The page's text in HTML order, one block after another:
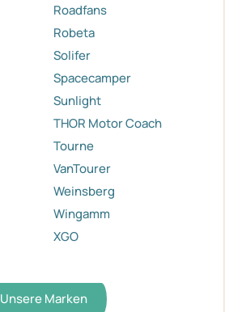
Roadfans
Robeta
Solifer
Spacecamper
Sunlight
THOR Motor Coach
Tourne
VanTourer
Weinsberg
Wingamm
XGO
Unsere Marken